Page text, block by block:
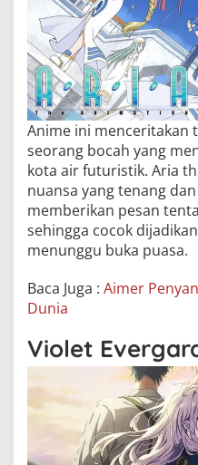
Anime ini menceritakan
seorang bocah yang
kota air futuristik. Aria
nuansa yang tenang
memberikan pesan
sehingga cocok
menunggu buka puasa.
Baca Juga : Aimer
Dunia
Violet